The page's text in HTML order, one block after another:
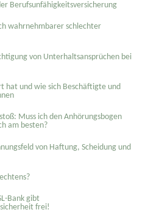
Berufsunfähigkeitsversicherung
wahrnehmbarer schlechter
von Unterhaltsansprüchen bei
hat und wie sich Beschäftigte und
Muss ich den Anhörungsbogen
am besten?
von Haftung, Scheidung und
Bank gibt
frei!